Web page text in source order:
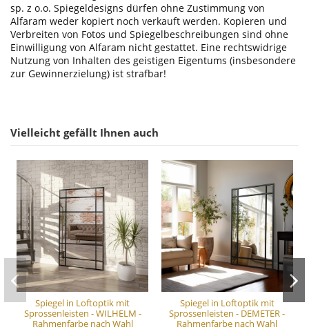
sp. z o.o. Spiegeldesigns dürfen ohne Zustimmung von
Alfaram weder kopiert noch verkauft werden. Kopieren und
Verbreiten von Fotos und Spiegelbeschreibungen sind ohne
Einwilligung von Alfaram nicht gestattet. Eine rechtswidrige
Nutzung von Inhalten des geistigen Eigentums (insbesondere
zur Gewinnerzielung) ist strafbar!
Vielleicht gefällt Ihnen auch
Spiegel in Loftoptik mit
Sprossenleisten - WILHELM -
Rahmenfarbe nach Wahl
Spiegel in Loftoptik mit
Sprossenleisten - DEMETER -
Rahmenfarbe nach Wahl